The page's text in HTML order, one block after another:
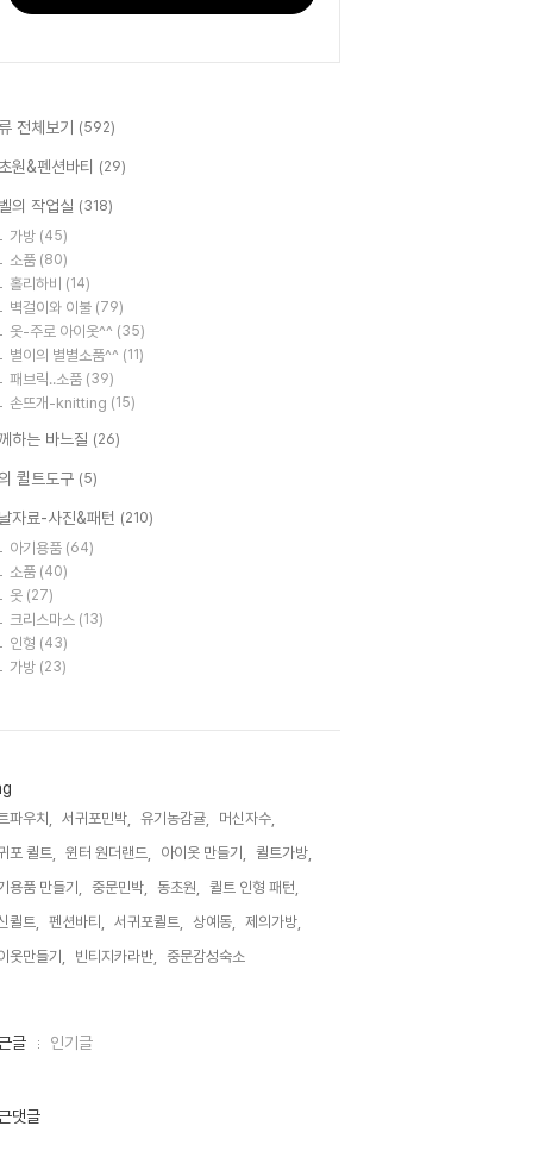
전체보기 (592)
원&펜션바티 (29)
의 작업실 (318)
가방 (45)
소품 (80)
홀리하비 (14)
벽걸이와 이불 (79)
옷-주로 아이옷^^ (35)
별이의 별별소품^^ (11)
패브릭..소품 (39)
손뜨개-knitting (15)
하는 바느질 (26)
퀼트도구 (5)
자료-사진&패턴 (210)
아기용품 (64)
소품 (40)
옷 (27)
크리스마스 (13)
인형 (43)
가방 (23)
파우치, 서귀포민박, 유기농감귤,
머신자수,
포 퀼트,
윈터 원더랜드, 아이옷 만들기,
퀼트가방,
용품 만들기,
중문민박, 동초원,
퀼트 인형 패턴,
퀼트,
펜션바티, 서귀포퀼트, 상예동,
제의가방,
옷만들기,
빈티지카라반, 중문감성숙소,
글 인기글
댓글